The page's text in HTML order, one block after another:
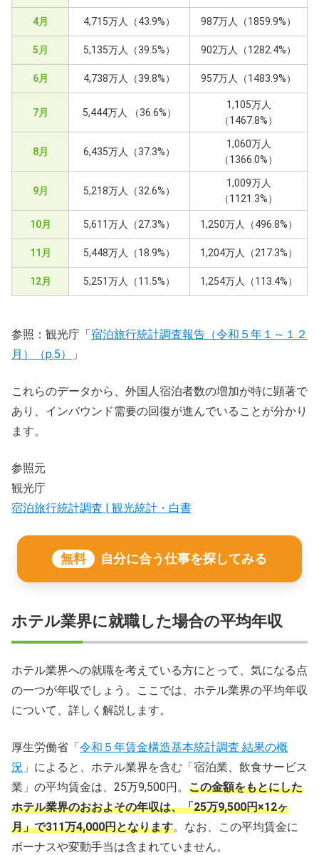
4月 4,715万人（43.9%） 987万人（1859.9%）
5月 5,135万人（39.5%） 902万人（1282.4%）
6月 4,738万人（39.8%） 957万人（1483.9%）
7月 5,444万人 （36.6%）
1,105万人
（1467.8%）
8月 6,435万人（37.3%）
1,060万人
（1366.0%）
9月 5,218万人（32.6%）
1,009万人
（1121.3%）
10月 5,611万人（27.3%） 1,250万人（496.8%）
11月 5,448万人（18.9%） 1,204万人（217.3%）
12月 5,251万人（11.5%） 1,254万人（113.4%）
参照：観光庁「 宿泊旅行統計調査報告（令和５年１～１２
月）（p.5）
」
これらのデータから、外国人宿泊者数の増加が特に顕著で
あり、インバウンド需要の回復が進んでいることが分かり
ます。
参照元
観光庁
宿泊旅行統計調査 | 観光統計・白書
無料 自分に合う仕事を探してみる
ホテル業界に就職した場合の平均年収
ホテル業界への就職を考えている方にとって、気になる点
の一つが年収でしょう。ここでは、ホテル業界の平均年収
について、詳しく解説します。
厚生労働省「 令和５年賃金構造基本統計調査 結果の概
況 」によると、ホテル業界を含む「宿泊業、飲食サービス
業」の平均賃金は、25万9,500円。 この金額をもとにした
ホテル業界のおおよその年収は、「25万9,500円×12ヶ
月」で311万4,000円となります。なお、この平均賃金に
ボーナスや変動手当は含まれていません。